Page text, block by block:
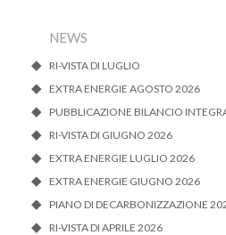
NEWS
RI-VISTA DI LUGLIO
EXTRA ENERGIE AGOSTO 2026
PUBBLICAZIONE BILANCIO
RI-VISTA DI GIUGNO 2026
EXTRA ENERGIE LUGLIO 2026
EXTRA ENERGIE GIUGNO 2026
PIANO DI DECARBONIZZAZIONE
RI-VISTA DI APRILE 2026